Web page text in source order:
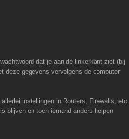
dat je aan de linkerkant ziet (bij
deze gegevens vervolgens de computer
instellingen in Routers, Firewalls, etc.
blijven en toch iemand anders helpen